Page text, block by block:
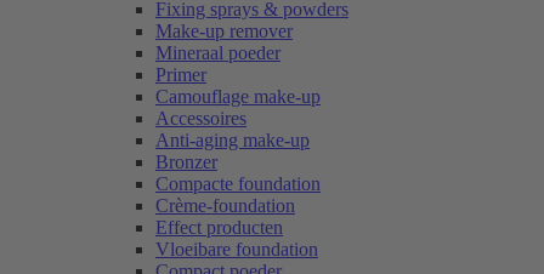
Fixing sprays & powders
Make-up remover
Mineraal poeder
Primer
Camouflage make-up
Accessoires
Anti-aging make-up
Bronzer
Compacte foundation
Crème-foundation
Effect producten
Vloeibare foundation